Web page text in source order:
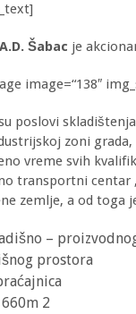
Šabac je
image=“138″
poslovi
zoni
vreme svih
transportni centar
zemlje, a od
–
prostora
2